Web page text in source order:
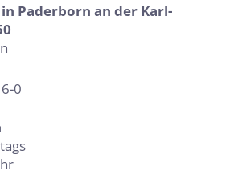
Paderborn an der Karl-
0